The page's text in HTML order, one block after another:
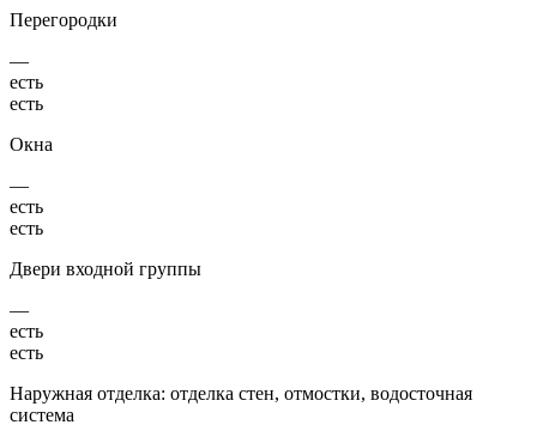
Перегородки
—
есть
есть
Окна
—
есть
есть
Двери входной группы
—
есть
есть
Наружная отделка: отделка стен, отмостки, водосточная
система